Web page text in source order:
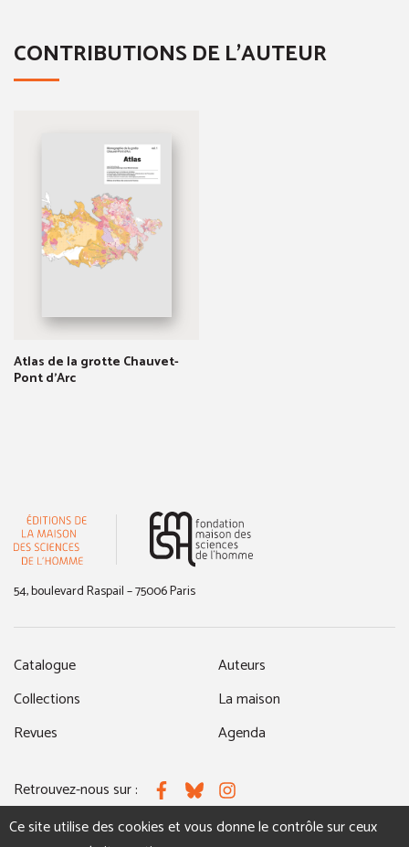
CONTRIBUTIONS DE L'AUTEUR
Atlas de la grotte Chauvet-
Pont d'Arc
54, boulevard Raspail – 75006 Paris
Catalogue
Collections
Revues
Auteurs
La maison
Agenda
Retrouvez-nous sur : FacebookBlueskyInstagram
Ce site utilise des cookies et vous donne le contrôle sur ceux